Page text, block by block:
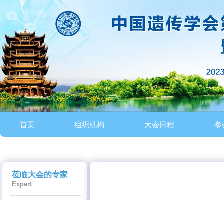
首页 组织机构 大会日程 参
莅临大会的专家
Expert